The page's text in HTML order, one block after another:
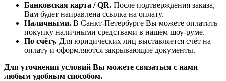
Банковская карта / QR. После подтверждения заказа,
Вам будет направлена ссылка на оплату.
Наличными. В Санкт-Петербурге Вы можете оплатить
покупку наличными средствами в нашем шоу-руме.
По счёту. Для юридических лиц выставляется счёт на
оплату и оформляются закрывающие документы.
Для уточнения условий Вы можете связаться с нами
любым удобным способом.